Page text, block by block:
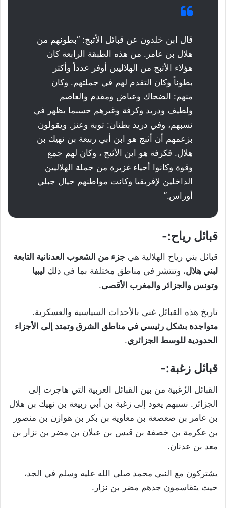
قال ابن خلدون عن قبائل الأثبج: “بطونهم من
هلال بن عامر. من هذه الطبقة الرابعة كان
هؤلاء الأثبج من الهلاليين أوفر عدداً وأكثر
بطوناً وكان التقدم لهم في جملتهم. وكان
منهم: الضحاك وعياض ومقدم والعاصم
ولطيف ودريد وكرفة وغيرهم حسبما يظهر في
نسبهم، وفي دريد بطنان: توبة وعنز. ويقولون
بزعمهم أن أثبج هو ابن أبي ربيعة بن نهيك بن
هلال. فكرفة هو ابن الأثبج ، وكان لهم جمع
وقوة وكانوا أحياء غزيرة من جملة الهلاليين
الداخلين لإفريقيا وكانت مواطنهم حيال جبلي
أوراس.”
قبائل رياح:-
قبائل بني رياح الهلالية هي جزء من الشعوب العدنانية التابعة
لبني هلال، وتنتشر في مناطق مختلفة بما في ذلك ليبيا
وتونس والجزائر والمغرب الأقصى.
تاريخ هذه القبائل غني بالأحداث السياسية والعسكرية.
متواجدة بشكل رئيسي في مناطق الشرق وتمتد إلى الأجزاء
الحدودية للوسط الجزائري.
قبائل زغبة:-
القبائل الزُغبية من بين القبائل العربية التي هاجرت إلى
الجزائر. نسبهم يعود إلى زغبة بن أبي ربيعة بن نهيك بن هلال
بن عامر بن صعصعة بن معاوية بن بكر بن هوازن بن منصور
بن عكرمة بن خصفة بن قيس بن عيلان بن مضر بن نزار بن
معد بن عدنان.
يشتركون مع النبي محمد صلى الله عليه وسلم في الجد،
حيث يتقاسمون جدهم مضر بن نزار.